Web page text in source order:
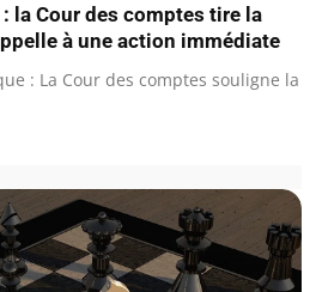
la Cour des comptes tire la
à une action immédiate
: La Cour des comptes souligne la